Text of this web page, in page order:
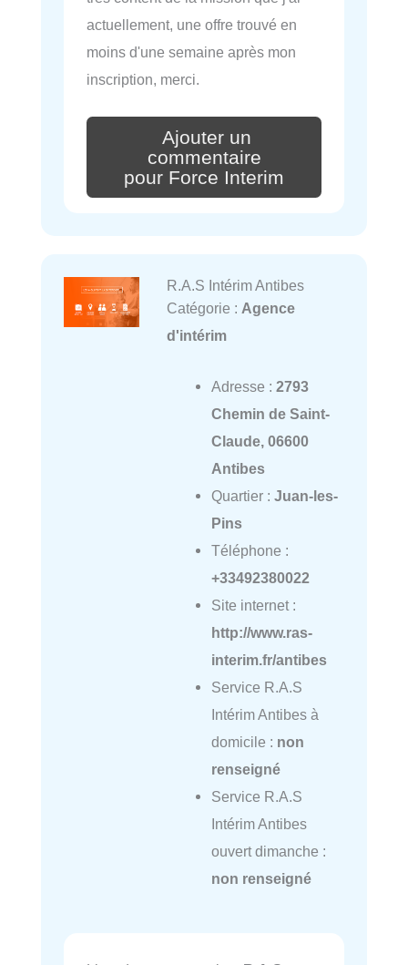
actuellement, une offre trouvé en
moins d'une semaine après mon
inscription, merci.
Ajouter un
commentaire
pour Force Interim
R.A.S Intérim Antibes
Catégorie : Agence
d'intérim
Adresse : 2793
Chemin de Saint-
Claude, 06600
Antibes
Quartier : Juan-les-
Pins
Téléphone :
+33492380022
Site internet :
http://www.ras-
interim.fr/antibes
Service R.A.S
Intérim Antibes à
domicile : non
renseigné
Service R.A.S
Intérim Antibes
ouvert dimanche :
non renseigné